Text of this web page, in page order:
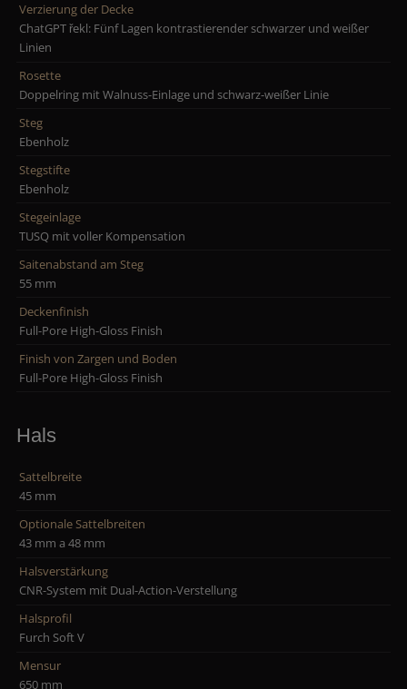
Verzierung der Decke
ChatGPT řekl: Fünf Lagen kontrastierender schwarzer und weißer
Linien
Rosette
Doppelring mit Walnuss-Einlage und schwarz-weißer Linie
Steg
Ebenholz
Stegstifte
Ebenholz
Stegeinlage
TUSQ mit voller Kompensation
Saitenabstand am Steg
55 mm
Deckenfinish
Full-Pore High-Gloss Finish
Finish von Zargen und Boden
Full-Pore High-Gloss Finish
Hals
Sattelbreite
45 mm
Optionale Sattelbreiten
43 mm a 48 mm
Halsverstärkung
CNR-System mit Dual-Action-Verstellung
Halsprofil
Furch Soft V
Mensur
650 mm